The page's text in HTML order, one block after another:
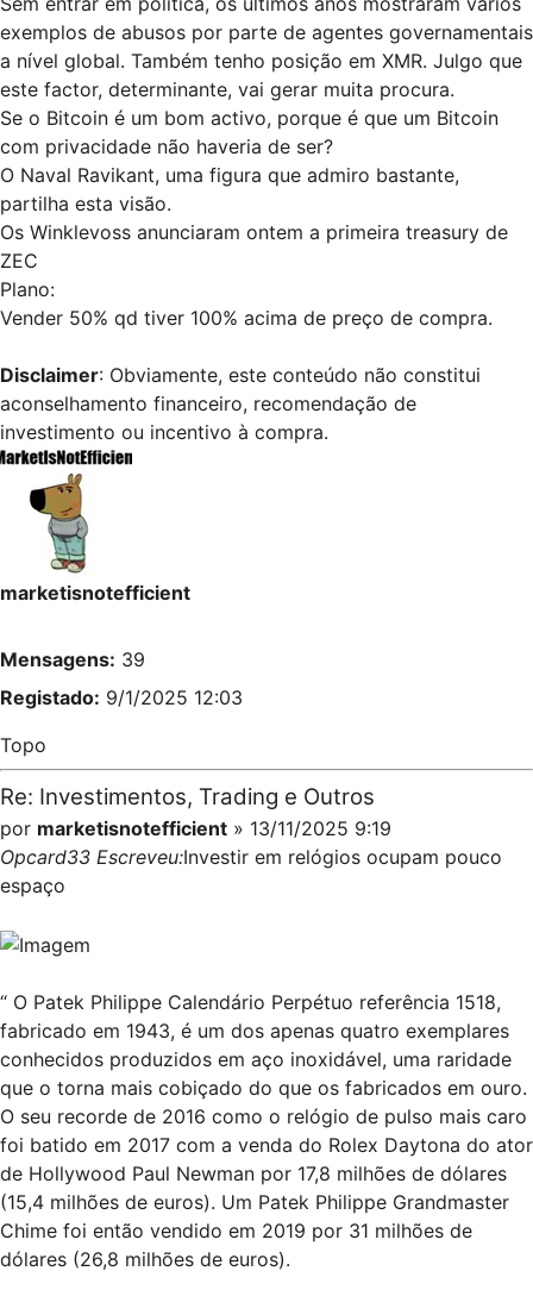
exemplos de abusos por parte de agentes governamentais
a nível global. Também tenho posição em XMR. Julgo que
este factor, determinante, vai gerar muita procura.
Se o Bitcoin é um bom activo, porque é que um Bitcoin
com privacidade não haveria de ser?
O Naval Ravikant, uma figura que admiro bastante,
partilha esta visão.
Os Winklevoss anunciaram ontem a primeira treasury de
ZEC
Plano:
Vender 50% qd tiver 100% acima de preço de compra.
Disclaimer: Obviamente, este conteúdo não constitui
aconselhamento financeiro, recomendação de
investimento ou incentivo à compra.
marketisnotefficient
Mensagens: 39
Registado: 9/1/2025 12:03
Topo
Re: Investimentos, Trading e Outros
por marketisnotefficient » 13/11/2025 9:19
Opcard33 Escreveu:Investir em relógios ocupam pouco
espaço
“ O Patek Philippe Calendário Perpétuo referência 1518,
fabricado em 1943, é um dos apenas quatro exemplares
conhecidos produzidos em aço inoxidável, uma raridade
que o torna mais cobiçado do que os fabricados em ouro.
O seu recorde de 2016 como o relógio de pulso mais caro
foi batido em 2017 com a venda do Rolex Daytona do ator
de Hollywood Paul Newman por 17,8 milhões de dólares
(15,4 milhões de euros). Um Patek Philippe Grandmaster
Chime foi então vendido em 2019 por 31 milhões de
dólares (26,8 milhões de euros).